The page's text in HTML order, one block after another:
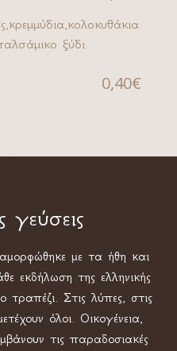
ξύδι.
0,40€
γεύσεις
με τα ήθη και
εκδήλωση της ελληνικής
τραπέζι. Στις λύπες, στις
όλοι. Οικογένεια,
τις παραδοσιακές